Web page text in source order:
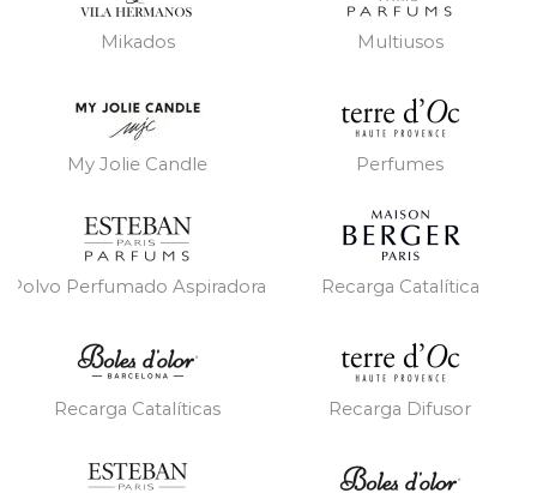
Mikados Multiusos
My Jolie Candle Perfumes
Polvo Perfumado Aspiradora Recarga Catalítica
Recarga Catalíticas Recarga Difusor